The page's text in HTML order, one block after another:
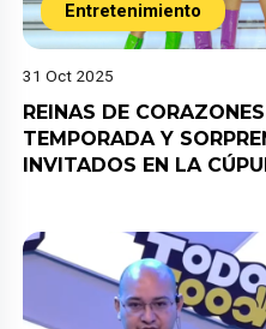
Entretenimiento
31 Oct 2025
REINAS DE
TEMPORADA Y
INVITADOS EN LA